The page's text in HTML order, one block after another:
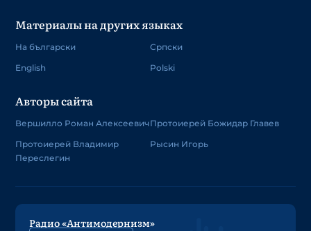
Материалы на других языках
На български
English
Српски
Polski
Авторы сайта
Вершилло Роман Алексеевич
Протоиерей Владимир
Переслегин
Протоиерей Божидар Главев
Рысин Игорь
Радио «Антимодернизм»